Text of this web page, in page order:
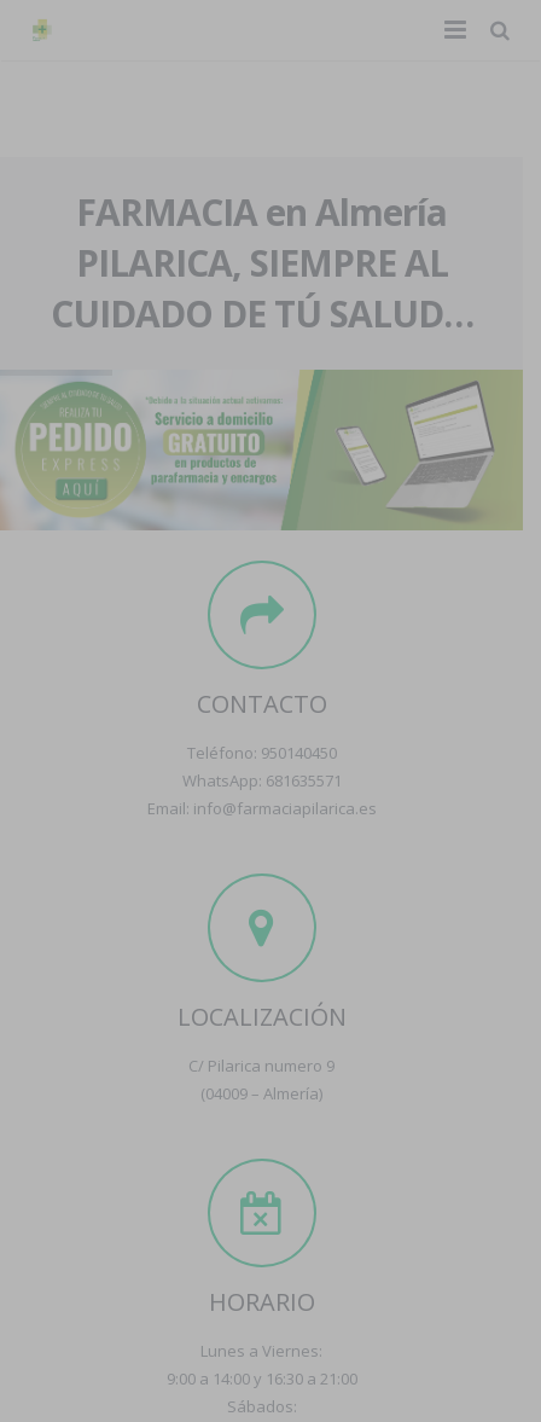
La farmacia
Nuestra historia
Nuestro equipo
Eventos
Servicios y reservas
Pedidos express
Blog
Contacto
Boletín
FARMACIA en Almería
PILARICA, SIEMPRE AL
CUIDADO DE TÚ SALUD…
CONTACTO
Teléfono: 950140450
WhatsApp: 681635571
Email: info@farmaciapilarica.es
LOCALIZACIÓN
C/ Pilarica numero 9
(04009 – Almería)
HORARIO
Lunes a Viernes:
9:00 a 14:00 y 16:30 a 21:00
Sábados: